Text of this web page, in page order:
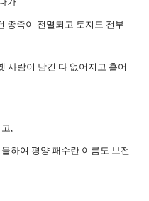
종족이 전멸되고 토지도 전부
사람이 남긴 다 없어지고 흩어
,
하여 평양 패수란 이름도 보전